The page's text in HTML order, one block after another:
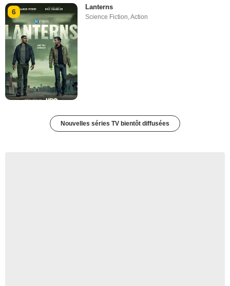
6
Lanterns
Science Fiction,Action
Nouvelles séries TV bientôt diffusées